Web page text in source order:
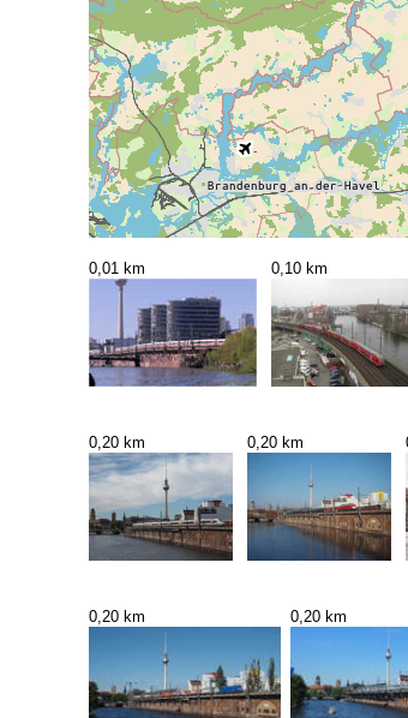
0,01 km 0,10 km
0,20 km 0,20 km
0,20 km 0,20 km